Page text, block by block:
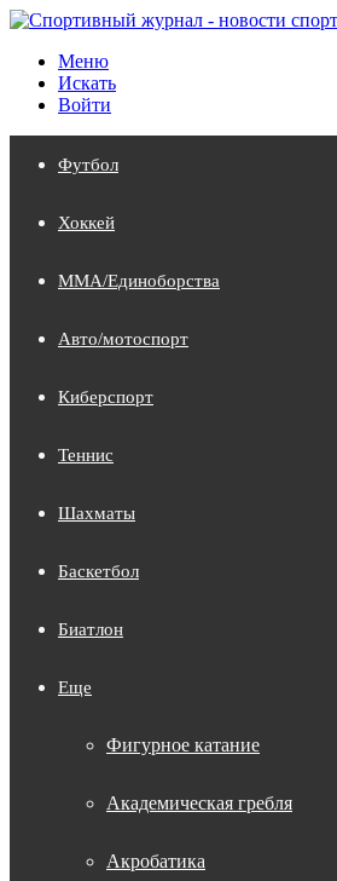
Меню
Искать
Войти
Футбол
Хоккей
MMA/Единоборства
Авто/мотоспорт
Киберспорт
Теннис
Шахматы
Баскетбол
Биатлон
Еще
Фигурное катание
Академическая гребля
Акробатика